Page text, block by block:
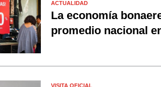
ACTUALIDAD
La economía
promedio nacional
VISITA OFICIAL